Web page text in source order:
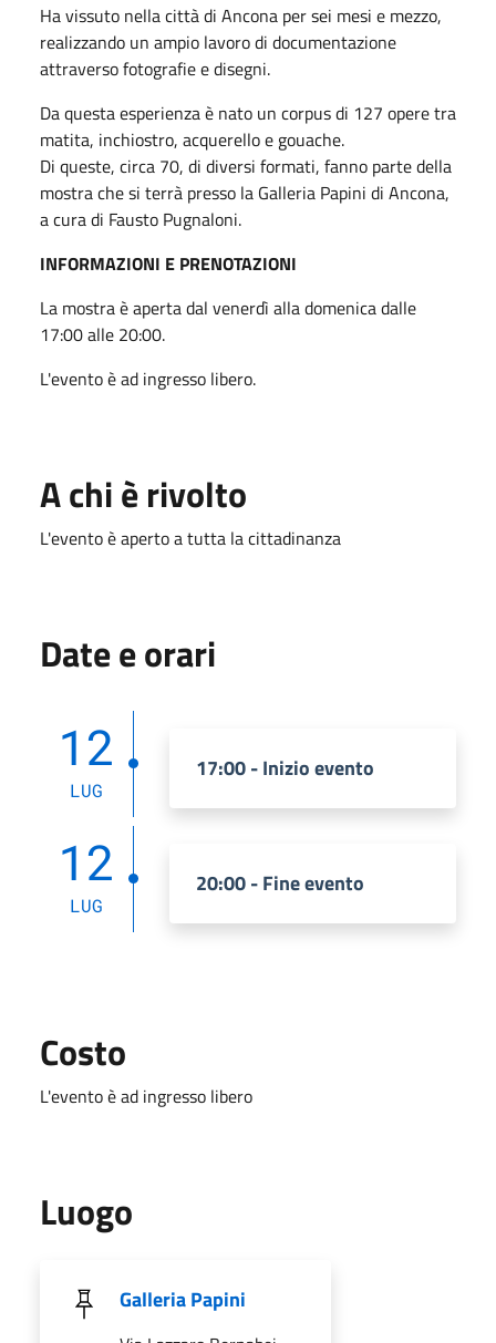
Ha vissuto nella città di Ancona per sei mesi e mezzo,
realizzando un ampio lavoro di documentazione
attraverso fotografie e disegni.
Da questa esperienza è nato un corpus di 127 opere tra
matita, inchiostro, acquerello e gouache.
Di queste, circa 70, di diversi formati, fanno parte della
mostra che si terrà presso la Galleria Papini di Ancona,
a cura di Fausto Pugnaloni.
INFORMAZIONI E PRENOTAZIONI
La mostra è aperta dal venerdì alla domenica dalle
17:00 alle 20:00.
L'evento è ad ingresso libero.
A chi è rivolto
L'evento è aperto a tutta la cittadinanza
Date e orari
12
LUG
17:00 - Inizio evento
12
LUG
20:00 - Fine evento
Costo
L'evento è ad ingresso libero
Luogo
Galleria Papini